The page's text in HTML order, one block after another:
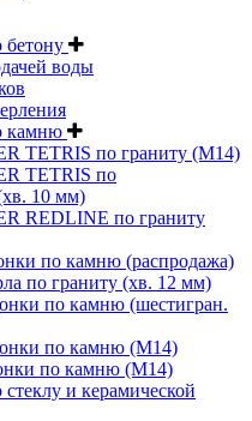
воды
камню
TETRIS по граниту (М14)
TETRIS по
10 мм)
REDLINE по граниту
по камню (распродажа)
по граниту (хв. 12 мм)
по камню (шестигран.
по камню (M14)
по камню (M14)
и керамической